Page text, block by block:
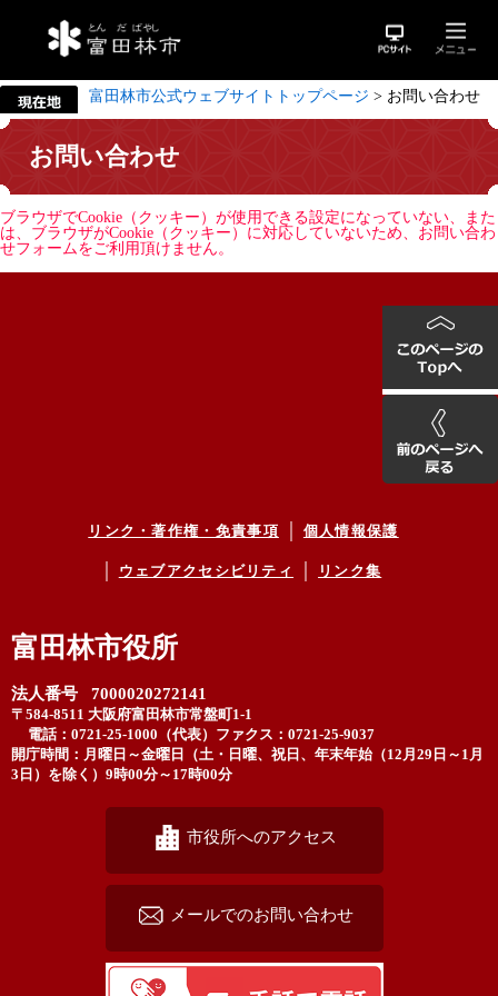
富田林市公式ウェブサイトトップページ > お問い合わせ
お問い合わせ
ブラウザでCookie（クッキー）が使用できる設定になっていない、また
は、ブラウザがCookie（クッキー）に対応していないため、お問い合わ
せフォームをご利用頂けません。
リンク・著作権・免責事項 個人情報保護
ウェブアクセシビリティ リンク集
富田林市役所
法人番号 7000020272141
〒584-8511 大阪府富田林市常盤町1-1
電話：0721-25-1000（代表） ファクス：0721-25-9037
開庁時間：月曜日～金曜日（土・日曜、祝日、年末年始（12月29日～1月
3日）を除く）9時00分～17時00分
市役所へのアクセス
メールでのお問い合わせ